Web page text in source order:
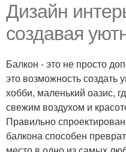
Дизайн
создавая
Балкон - это не просто
это возможность создать
хобби, маленький оазис,
свежим воздухом и
Правильно
балкона способен